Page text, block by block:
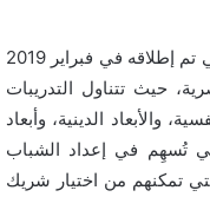
وتستند التدريبات إلى محتوى علمي تدريبي تم إطلاقه في فبراير 2019
حيث تتناول التدريبات
والأبعاد الدينية، وأبعاد
تُسهِم في إعداد الشباب
تمكنهم من اختيار شريك